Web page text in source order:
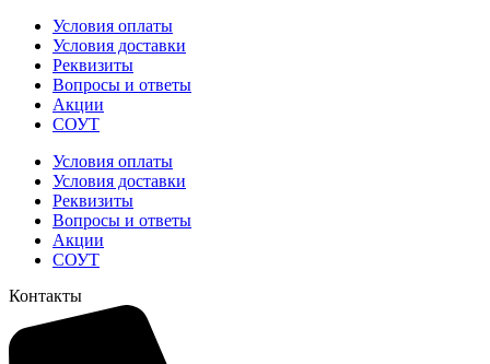
Условия оплаты
Условия доставки
Реквизиты
Вопросы и ответы
Акции
СОУТ
Условия оплаты
Условия доставки
Реквизиты
Вопросы и ответы
Акции
СОУТ
Контакты